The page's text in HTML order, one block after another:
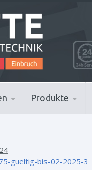
Produkte
gueltig-bis-02-2025-3